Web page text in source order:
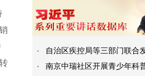
自治区疾控局等三部门联合
南京中瑞社区开展青少年科